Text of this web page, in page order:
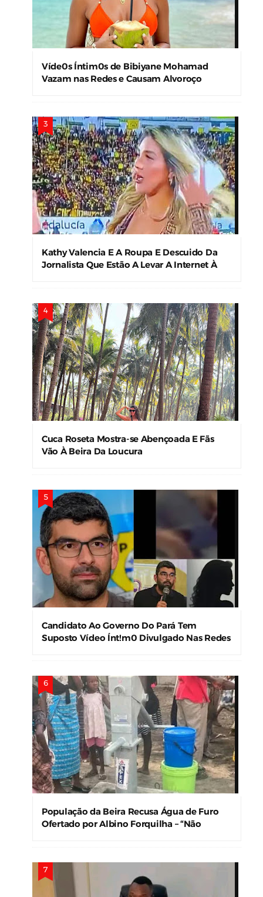
Víde0s Íntim0s de Bibiyane Mohamad
Vazam nas Redes e Causam Alvoroço
Kathy Valencia E A Roupa E Descuido Da
Jornalista Que Estão A Levar A Internet À
Cuca Roseta Mostra-se Abençoada E Fãs
Vão À Beira Da Loucura
Candidato Ao Governo Do Pará Tem
Suposto Vídeo Ínt!m0 Divulgado Nas Redes
População da Beira Recusa Água de Furo
Ofertado por Albino Forquilha – “Não